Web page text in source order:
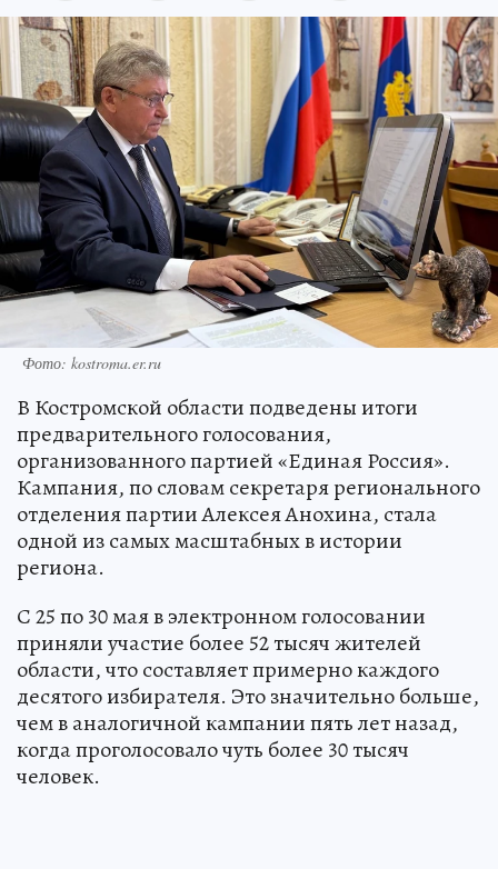
Фото: kostroma.er.ru
В Костромской области подведены итоги
предварительного голосования,
организованного партией «Единая Россия».
Кампания, по словам секретаря регионального
отделения партии Алексея Анохина, стала
одной из самых масштабных в истории
региона.
С 25 по 30 мая в электронном голосовании
приняли участие более 52 тысяч жителей
области, что составляет примерно каждого
десятого избирателя. Это значительно больше,
чем в аналогичной кампании пять лет назад,
когда проголосовало чуть более 30 тысяч
человек.